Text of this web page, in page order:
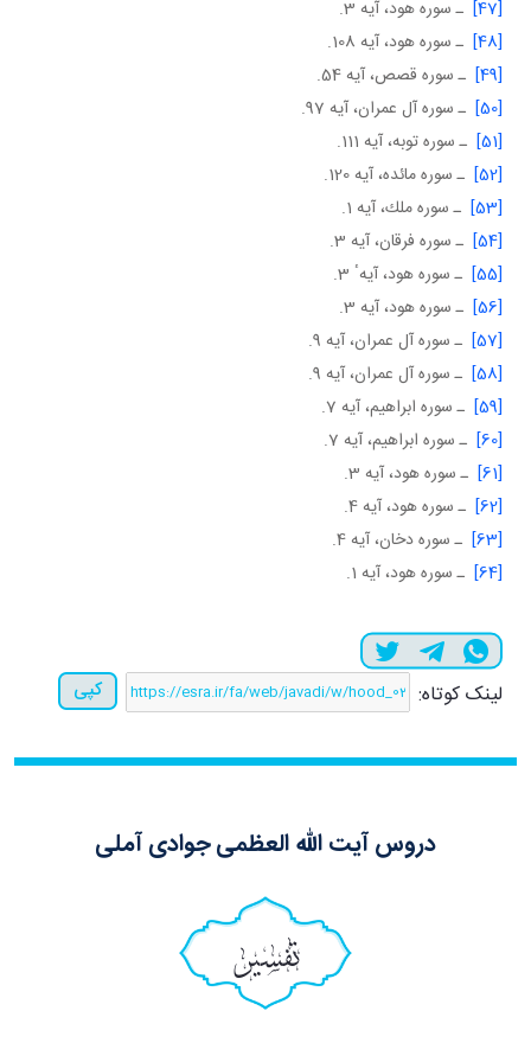
[47]
ـ سوره هود، آيه 3.
[48]
ـ سوره هود، آيه 108.
[49]
ـ سوره قصص، آيه 54.
[50]
ـ سوره آل عمران، آيه 97.
[51]
ـ سوره توبه، آيه 111.
[52]
ـ سوره مائده، آيه 120.
[53]
ـ سوره ملك، آيه 1.
[54]
ـ سوره فرقان، آيه 3.
[55]
ـ سوره هود، آيهٴ 3.
[56]
ـ سوره هود، آيه 3.
[57]
ـ سوره آل عمران، آيه 9.
[58]
ـ سوره آل عمران، آيه 9.
[59]
ـ سوره ابراهيم، آيه 7.
[60]
ـ سوره ابراهيم، آيه 7.
[61]
ـ سوره هود، آيه 3.
[62]
ـ سوره هود، آيه 4.
[63]
ـ سوره دخان، آيه 4.
[64]
ـ سوره هود، آيه 1.
لینک کوتاه: کپی
دروس آیت الله العظمی جوادی آملی
تفسیر